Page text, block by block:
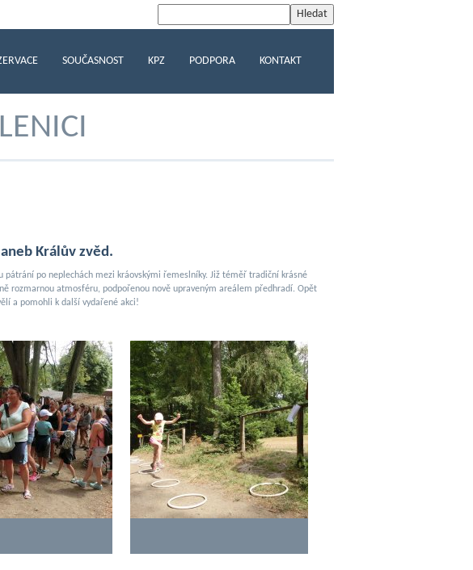
SOUČASNOST KPZ PODPORA KONTAKT
Králův zvěd.
po neplechách mezi kráovskými řemeslníky. Již téměř tradiční krásné
rozmarnou atmosféru, podpořenou nově upraveným areálem předhradí. Opět
a pomohli k další vydařené akci!